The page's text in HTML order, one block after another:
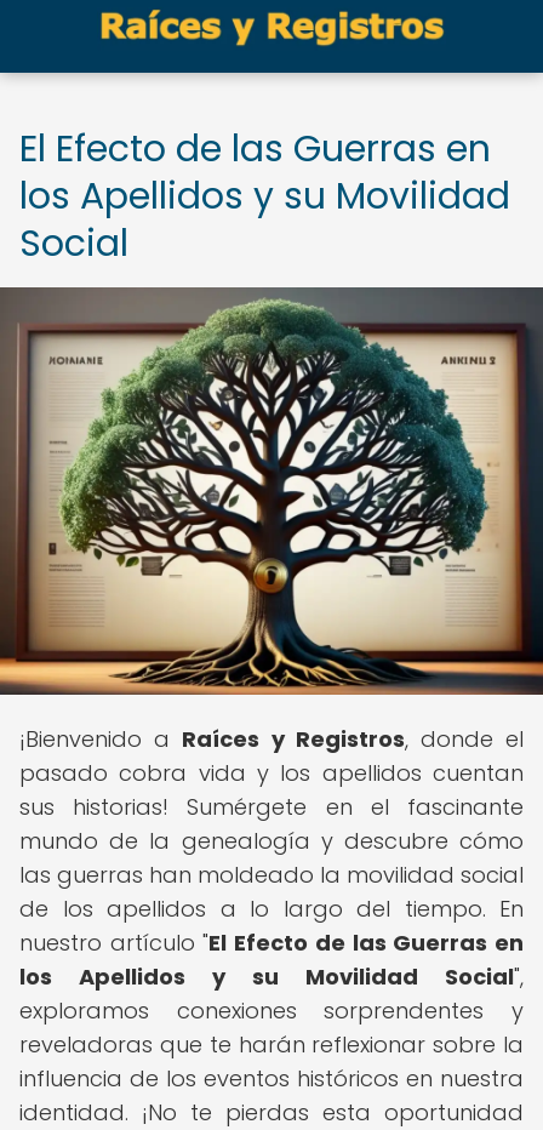
El Efecto de las Guerras en
los Apellidos y su Movilidad
Social
¡Bienvenido a Raíces y Registros, donde el
pasado cobra vida y los apellidos cuentan
sus historias! Sumérgete en el fascinante
mundo de la genealogía y descubre cómo
las guerras han moldeado la movilidad social
de los apellidos a lo largo del tiempo. En
nuestro artículo "El Efecto de las Guerras en
los Apellidos y su Movilidad Social",
exploramos conexiones sorprendentes y
reveladoras que te harán reflexionar sobre la
influencia de los eventos históricos en nuestra
identidad. ¡No te pierdas esta oportunidad